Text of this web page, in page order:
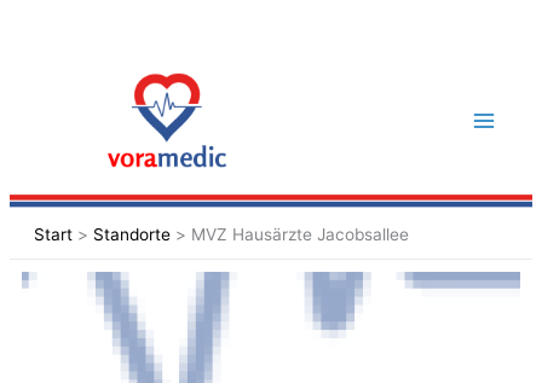
Start Standorte MVZ Hausärzte Jacobsallee